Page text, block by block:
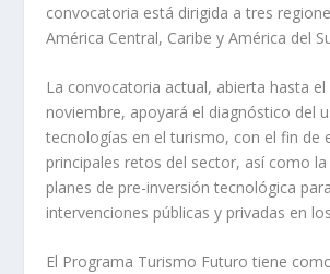
convocatoria está dirigida a tres
América Central, Caribe y América del
La convocatoria actual, abierta hasta el
noviembre, apoyará el diagnóstico del
tecnologías en el turismo, con el fin de
principales retos del sector, así como
planes de pre-inversión tecnológica
intervenciones públicas y privadas en
El Programa Turismo Futuro tiene